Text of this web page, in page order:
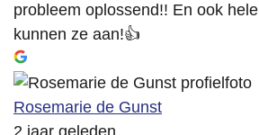
probleem oplossend!! En ook
kunnen ze aan!👍
Rosemarie de Gunst